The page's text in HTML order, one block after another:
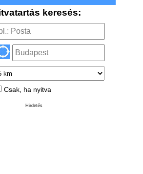
keresés:
Csak, ha nyitva
Hirdetés